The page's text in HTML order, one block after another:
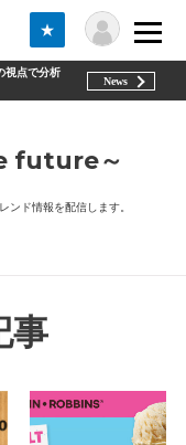
★
視点で分析
News
future～
ンド情報を配信します。
事